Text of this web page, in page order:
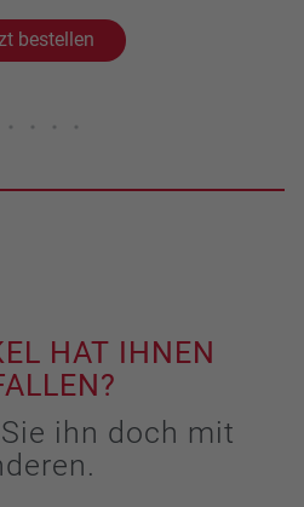
bestellen
HAT IHNEN
ihn doch mit